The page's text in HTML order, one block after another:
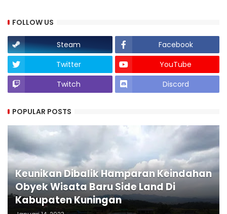
FOLLOW US
Steam
Facebook
Twitter
YouTube
Twitch
Discord
POPULAR POSTS
Keunikan Dibalik Hamparan Keindahan
Obyek Wisata Baru Side Land Di
Kabupaten Kuningan